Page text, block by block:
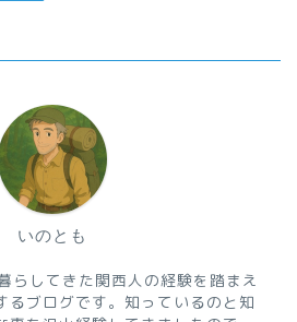
いのとも
らしてきた関西人の経験を踏まえ
るブログです。知っているのと知